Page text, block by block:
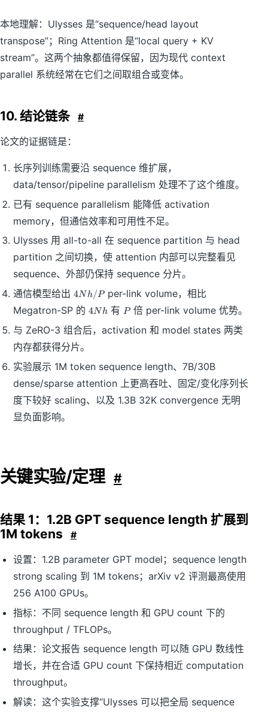
本地理解：Ulysses 是“sequence/head layout
transpose”；Ring Attention 是“local query + KV
stream”。这两个抽象都值得保留，因为现代 context
parallel 系统经常在它们之间取组合或变体。
10. 结论链条 #
论文的证据链是：
长序列训练需要沿 sequence 维扩展，
data/tensor/pipeline parallelism 处理不了这个维度。
已有 sequence parallelism 能降低 activation
memory，但通信效率和可用性不足。
Ulysses 用 all-to-all 在 sequence partition 与 head
partition 之间切换，使 attention 内部可以完整看见
sequence、外部仍保持 sequence 分片。
通信模型给出4
h
/
P
4Nh/P per-link volume，相比
Megatron-SP 的4
h
4Nh 有P
P 倍 per-link volume 优势。
与 ZeRO-3 组合后，activation 和 model states 两类
内存都获得分片。
实验展示 1M token sequence length、7B/30B
dense/sparse attention 上更高吞吐、固定/变化序列长
度下较好 scaling、以及 1.3B 32K convergence 无明
显负面影响。
关键实验/定理 #
结果 1：1.2B GPT sequence length 扩展到
1M tokens
#
设置：1.2B parameter GPT model；sequence length
strong scaling 到 1M tokens；arXiv v2 评测最高使用
256 A100 GPUs。
指标：不同 sequence length 和 GPU count 下的
throughput / TFLOPs。
结果：论文报告 sequence length 可以随 GPU 数线性
增长，并在合适 GPU count 下保持相近 computation
throughput。
解读：这个实验支撑“Ulysses 可以把全局 sequence